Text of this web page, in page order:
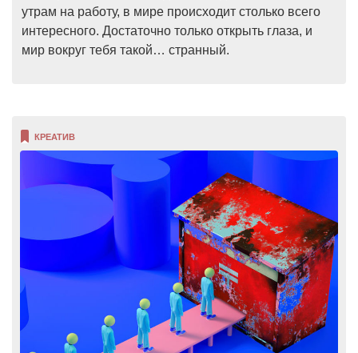
утрам на работу, в мире происходит столько всего
интересного. Достаточно только открыть глаза, и
мир вокруг тебя такой… странный.
КРЕАТИВ